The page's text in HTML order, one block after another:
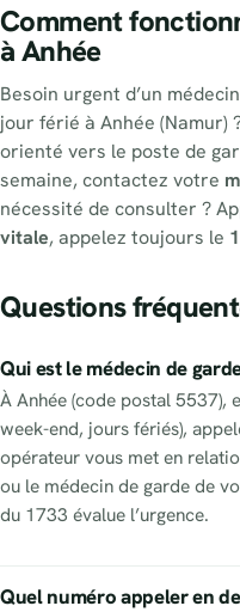
Comment
à Anhée
Besoin urgent d’un
jour férié à Anhée (Namur)
orienté vers le poste de
semaine, contactez votre
nécessité de consulter ?
vitale, appelez toujours le
Questions
Qui est le médecin de
À Anhée (code postal 5537),
week-end, jours fériés),
opérateur vous met en
ou le médecin de garde de
du 1733 évalue l’urgence.
Quel numéro appeler en